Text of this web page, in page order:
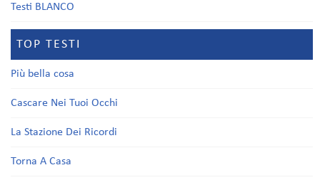
Testi BLANCO
TOP TESTI
Più bella cosa
Cascare Nei Tuoi Occhi
La Stazione Dei Ricordi
Torna A Casa